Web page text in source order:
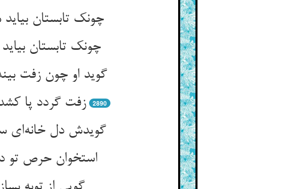
چونک تابستان
چونک تابستان
گوید او چون زفت
زفت گردد پا
2890
گویدش دل خانه‌ای
استخوان حرص تو